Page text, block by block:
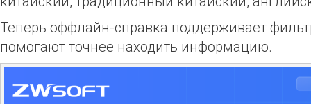
Теперь оффлайн-справка поддерживает
помогают точнее находить информацию.